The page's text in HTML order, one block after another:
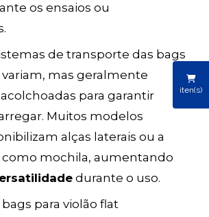
iten(s)
os ensaios ou
de transporte das bags
variam, mas geralmente
para garantir
Muitos modelos
alças laterais ou a
como mochila, aumentando
durante o uso.
para violão flat